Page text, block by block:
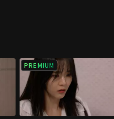
PREMIUM